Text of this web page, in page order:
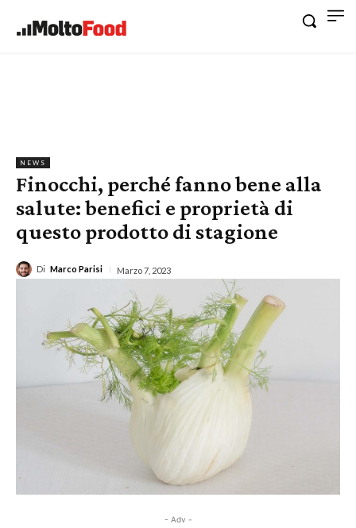
NEWS
Finocchi, perché fanno bene alla
salute: benefici e proprietà di
questo prodotto di stagione
Di Marco Parisi Marzo 7, 2023
- Adv -